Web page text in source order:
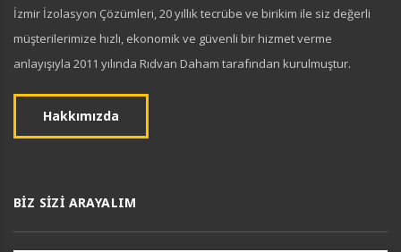
İzmir İzolasyon Çözümleri, 20 yıllık tecrübe ve birikim ile siz değerli
müşterilerimize hızlı, ekonomik ve güvenli bir hizmet verme
anlayışıyla 2011 yılında Rıdvan Daham tarafından kurulmuştur.
Hakkımızda
BIZ SIZI ARAYALIM